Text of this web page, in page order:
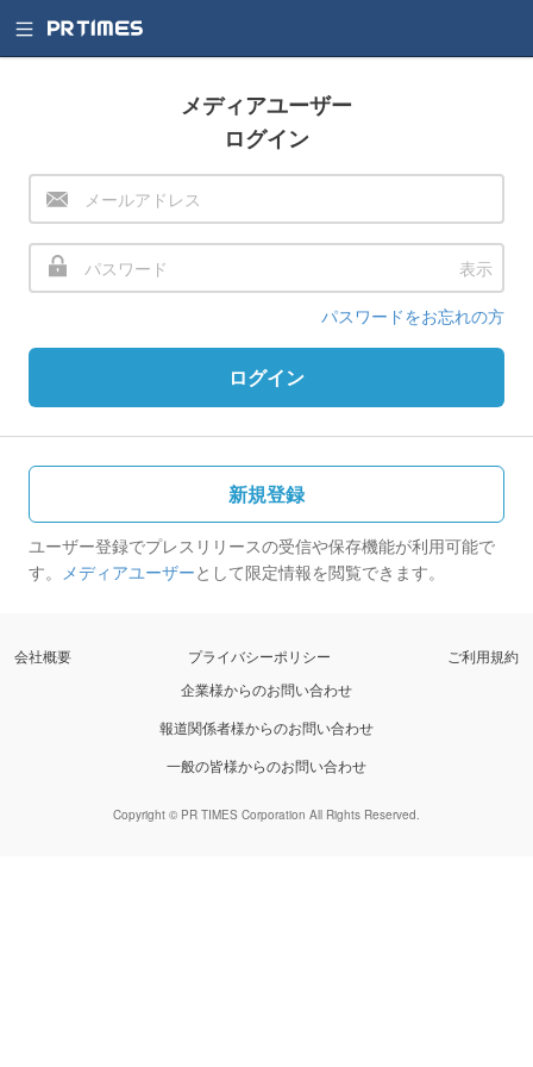
メディアユーザー
ログイン
表示
パスワードをお忘れの方
ログイン
新規登録
ユーザー登録でプレスリリースの受信や保存機能が利用可能で
す。 メディアユーザーとして限定情報を閲覧できます。
会社概要 プライバシーポリシー
ご利用規約
企業様からのお問い合わせ
報道関係者様からのお問い合わせ
一般の皆様からのお問い合わせ
Copyright © PR TIMES Corporation All Rights Reserved.